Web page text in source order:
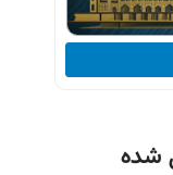
شده